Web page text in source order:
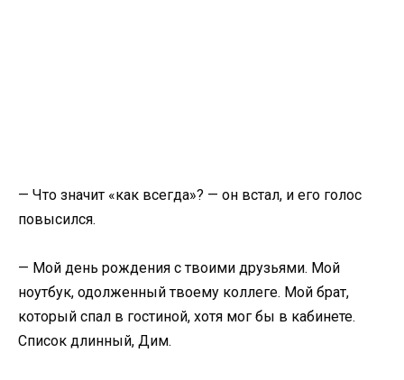
— Что значит «как всегда»? — он встал, и его голос
повысился.
— Мой день рождения с твоими друзьями. Мой
ноутбук, одолженный твоему коллеге. Мой брат,
который спал в гостиной, хотя мог бы в кабинете.
Список длинный, Дим.